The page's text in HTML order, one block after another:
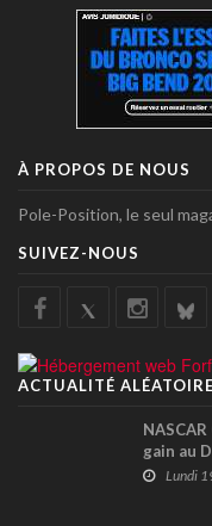
À PROPOS DE NOUS
Pole-Position, le seul
SUIVEZ-NOUS
ACTUALITÉ ALÉATOIRE
gain au
Lundi